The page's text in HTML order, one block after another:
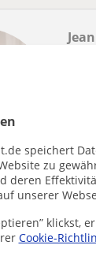
speichert
zu
deren
unserer
klickst,
Cookie-